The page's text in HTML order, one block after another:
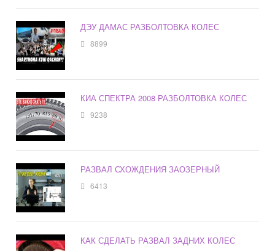
ДЭУ ДАМАС РАЗБОЛТОВКА КОЛЕС
8899
КИА СПЕКТРА 2008 РАЗБОЛТОВКА КОЛЕС
9238
РАЗВАЛ СХОЖДЕНИЯ ЗАОЗЕРНЫЙ
6413
КАК СДЕЛАТЬ РАЗВАЛ ЗАДНИХ КОЛЕС